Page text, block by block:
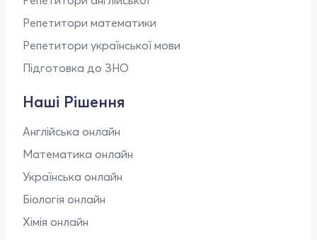
Репетитори математики
Репетитори української мови
Підготовка до ЗНО
Наші Рішення
Англійська онлайн
Математика онлайн
Українська онлайн
Біологія онлайн
Хімія онлайн